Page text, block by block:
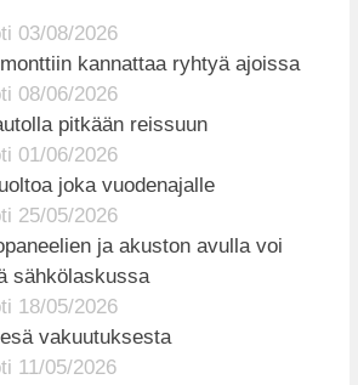
03/08/2026
kannattaa ryhtyä ajoissa
08/06/2026
pitkään reissuun
01/06/2026
joka vuodenajalle
25/05/2026
ja akuston avulla voi
sähkölaskussa
18/05/2026
vakuutuksesta
11/05/2026